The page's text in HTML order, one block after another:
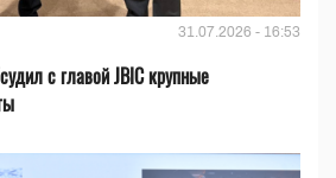
31.07.2026 - 16:53
с главой JBIC крупные